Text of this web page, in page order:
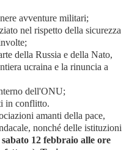
avventure militari;
nel rispetto della sicurezza
della Russia e della Nato,
ucraina e la rinuncia a
dell'ONU;
in conflitto.
amanti della pace,
nonché delle istituzioni
sabato 12 febbraio alle ore